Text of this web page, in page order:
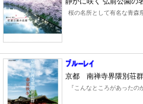
桜の名所として有名な青森
京都 南禅寺界隈別荘
『こんなところがあったの